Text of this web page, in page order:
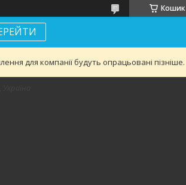
Кошик
для компанії будуть опрацьовані пізніше.